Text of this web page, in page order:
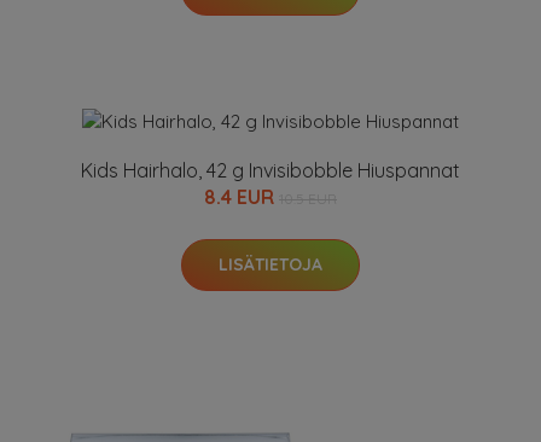
Kids Hairhalo, 42 g Invisibobble Hiuspannat
8.4 EUR
LISÄTIETOJA